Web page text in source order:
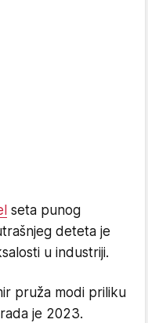
seta punog
deteta je
u industriji.
pruža modi priliku
je 2023.